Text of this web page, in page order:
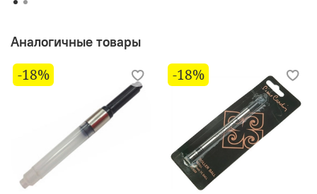
Аналогичные товары
-18% -18%